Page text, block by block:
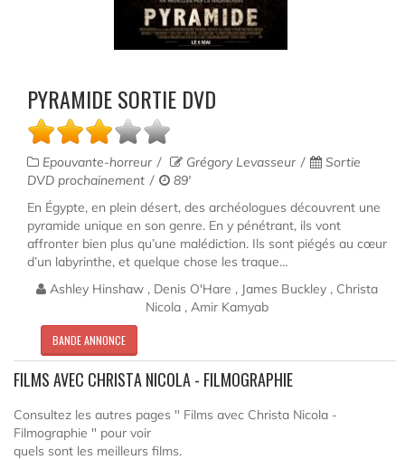
PYRAMIDE SORTIE DVD
Epouvante-horreur Grégory Levasseur
Sortie
DVD prochainement
89'
En Égypte, en plein désert, des archéologues découvrent une
pyramide unique en son genre. En y pénétrant, ils vont
affronter bien plus qu’une malédiction. Ils sont piégés au cœur
d’un labyrinthe, et quelque chose les traque…
Ashley Hinshaw , Denis O'Hare , James Buckley , Christa
Nicola , Amir Kamyab
BANDE ANNONCE
FILMS AVEC CHRISTA NICOLA - FILMOGRAPHIE
Consultez les autres pages " Films avec Christa Nicola -
Filmographie " pour voir
quels sont les meilleurs films.